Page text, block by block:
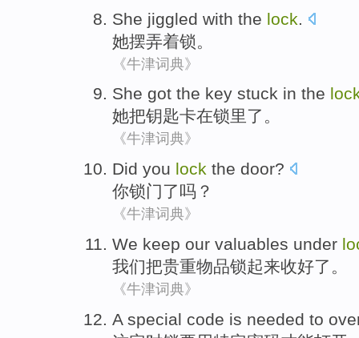
She jiggled with the lock
她摆弄着锁 。
《牛津词典》
She got the key stuck in the
她把钥匙卡在锁里了 。
《牛津词典》
Did you lock the door?
你锁门了吗？
《牛津词典》
We keep our valuables under
我们把贵重物品锁起来收好了。
《牛津词典》
A special code is needed to